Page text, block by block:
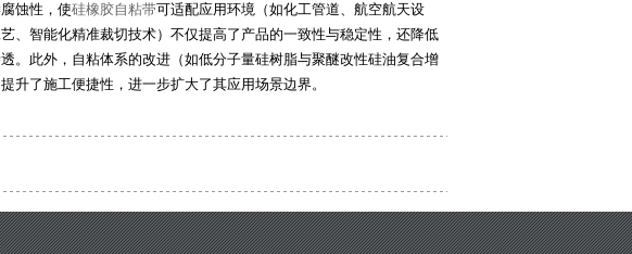
蚀性，使硅橡胶自粘带可适配应用环境（如化工管道、航空航天设
、智能化精准裁切技术）不仅提高了产品的一致性与稳定性，还降低
。此外，自粘体系的改进（如低分子量硅树脂与聚醚改性硅油复合增
升了施工便捷性，进一步扩大了其应用场景边界。